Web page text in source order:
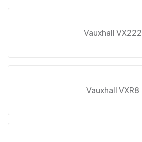
Vauxhall VX222
Vauxhall VXR8